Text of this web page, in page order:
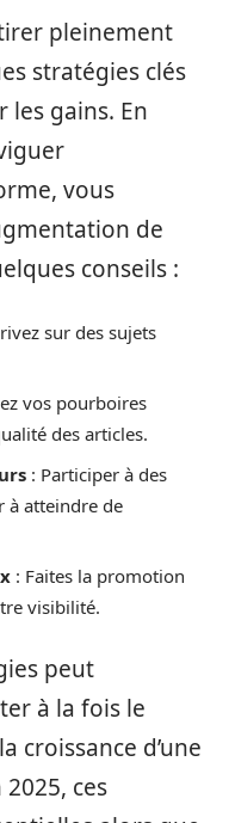
pleinement
stratégies clés
les gains. En
vous
de
conseils :
sur des sujets
vos pourboires
des articles.
: Participer à des
à atteindre de
: Faites la promotion
visibilité.
peut
à la fois le
croissance d’une
2025, ces